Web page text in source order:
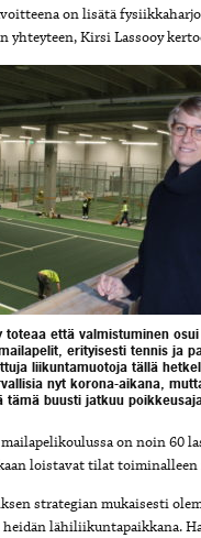
on lisätä
yhteyteen, Kirsi Lassooy
toteaa että valmistuminen
erityisesti tennis ja
liikuntamuotoja tällä
nyt korona-aikana,
tämä buusti jatkuu
on noin 60
loistavat tilat
strategian mukaisesti
heidän lähiliikuntapaikkana.